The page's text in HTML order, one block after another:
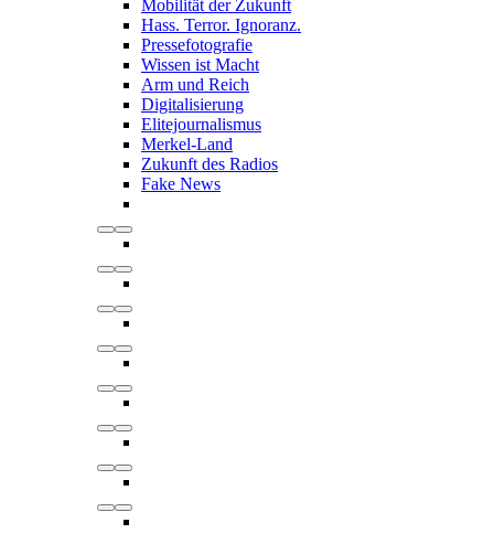
Mobilität der Zukunft
Hass. Terror. Ignoranz.
Pressefotografie
Wissen ist Macht
Arm und Reich
Digitalisierung
Elitejournalismus
Merkel-Land
Zukunft des Radios
Fake News